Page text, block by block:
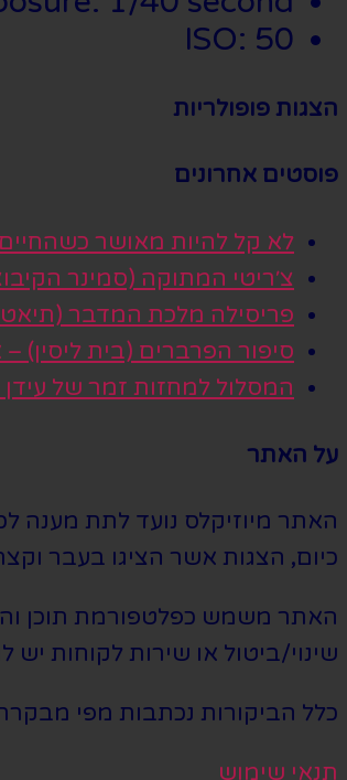
ISO: 50
הצגות פופולריות
פוסטים אחרונים
לא קל להיות מאושר
צ׳ריטי המתוקה (סמינר
פריסילה מלכת המדבר
סיפור הפרברים (בית
המסלול למחזות זמר של
על האתר
האתר מיוזיקלס נועד לתת מענה
כיום, הצגות אשר הציגו בעבר
האתר משמש כפלטפורמת תוכן
שינוי/ביטול או שירות לקוחות יש
כלל הביקורות נכתבות מפי
תנאי שימוש